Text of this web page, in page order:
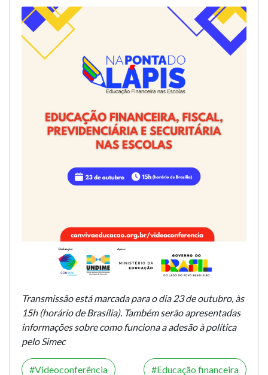
Transmissão está marcada para o dia 23 de outubro, às
15h (horário de Brasília). Também serão apresentadas
informações sobre como funciona a adesão à política
pelo Simec
Videoconferência Educação financeira